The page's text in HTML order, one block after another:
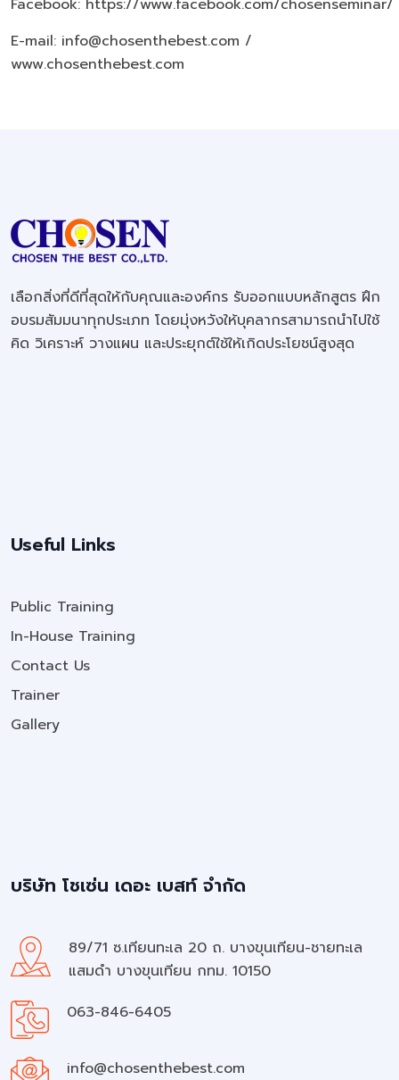
E-mail: info@chosenthebest.com /
www.chosenthebest.com
เลือกสิ่งที่ดีที่สุดให้กับคุณและองค์กร รับออกแบบหลักสูตร ฝึก
อบรมสัมมนาทุกประเภท โดยมุ่งหวังให้บุคลากรสามารถนำไปใช้
คิด วิเคราะห์ วางแผน และประยุกต์ใช้ให้เกิดประโยชน์สูงสุด
Useful Links
Public Training
In-House Training
Contact Us
Trainer
Gallery
บริษัท โชเซ่น เดอะ เบสท์ จำกัด
89/71 ซ.เทียนทะเล 20 ถ. บางขุนเทียน-ชายทะเล
แสมดำ บางขุนเทียน กทม. 10150
063-846-6405
info@chosenthebest.com